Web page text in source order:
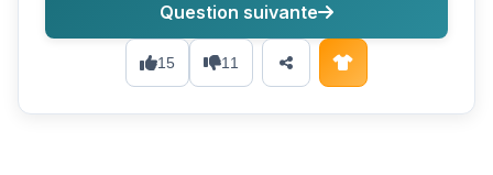
15 11
Question suivante